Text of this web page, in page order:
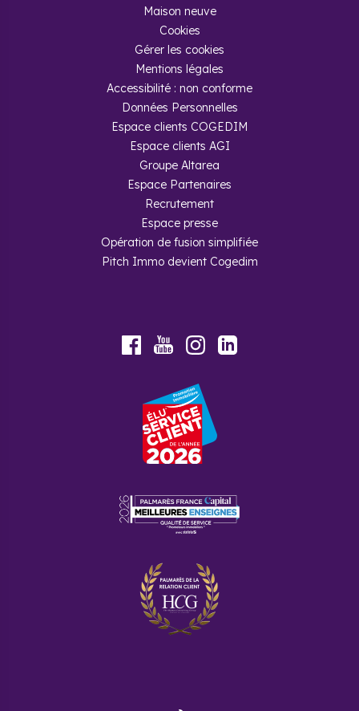
Maison neuve
Cookies
Gérer les cookies
Mentions légales
Accessibilité : non conforme
Données Personnelles
Espace clients COGEDIM
Espace clients AGI
Groupe Altarea
Espace Partenaires
Recrutement
Espace presse
Opération de fusion simplifiée
Pitch Immo devient Cogedim
FacebookYoutubeInstagram